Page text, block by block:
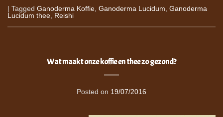
| Tagged Ganoderma Koffie Ganoderma Lucidum Ganoderma
Lucidum thee Reishi
Wat maakt onze koffie en thee zo gezond?
Posted on 19/07/2016